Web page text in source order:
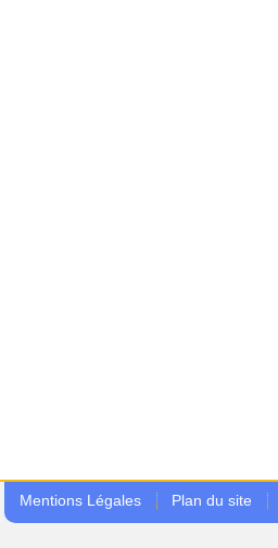
Mentions Légales Plan du site